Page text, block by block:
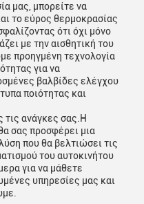
μας, μπορείτε να
το εύρος θερμοκρασίας
ότι όχι μόνο
με την αισθητική του
προηγμένη τεχνολογία
για να
βαλβίδες ελέγχου
ποιότητας και
τις ανάγκες σας.Η
σας προσφέρει μια
που θα βελτιώσει τις
του αυτοκινήτου
για να μάθετε
υπηρεσίες μας και